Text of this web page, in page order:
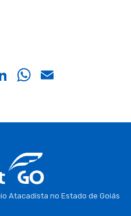
LinkedIn
WhatsApp
Atacadista no Estado de Goiás